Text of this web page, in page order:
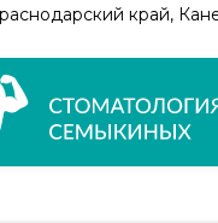
край,